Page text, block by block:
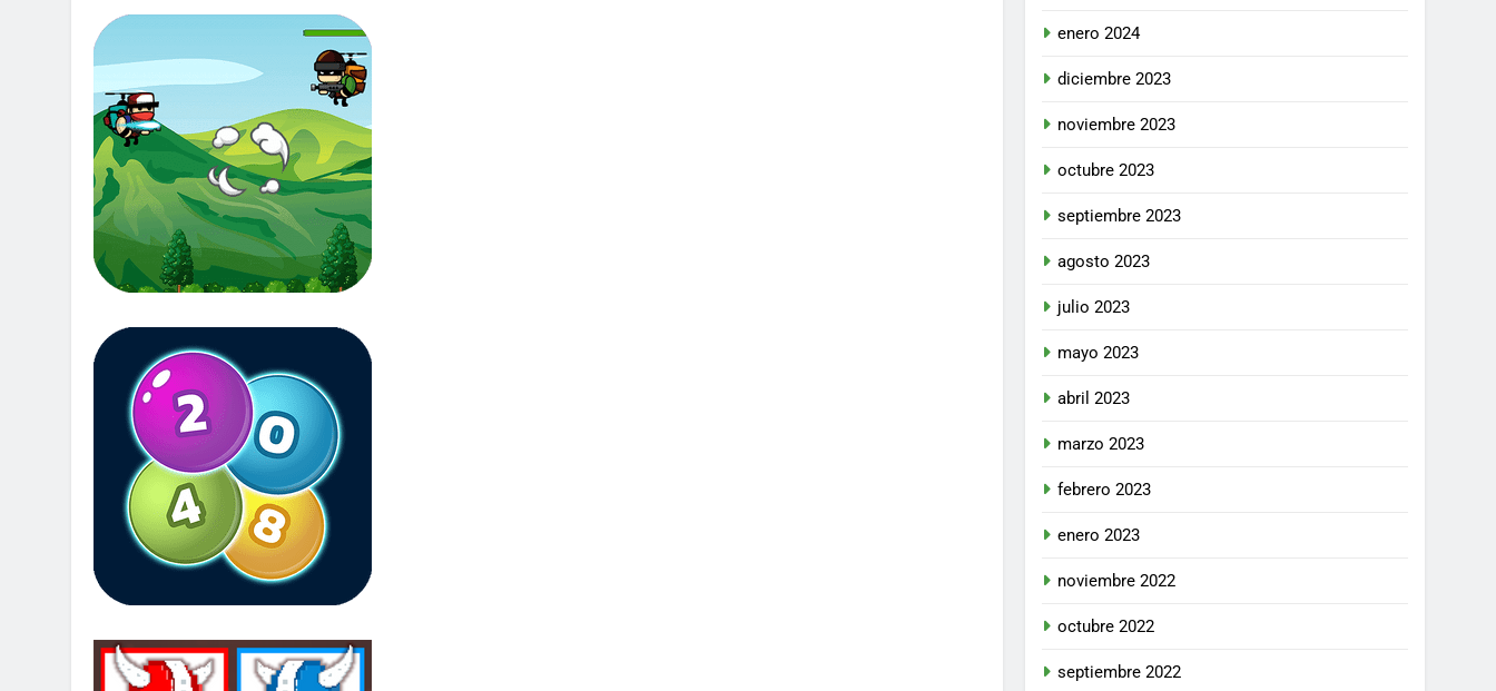
enero 2024
diciembre 2023
noviembre 2023
octubre 2023
septiembre 2023
agosto 2023
julio 2023
mayo 2023
abril 2023
marzo 2023
febrero 2023
enero 2023
noviembre 2022
octubre 2022
septiembre 2022